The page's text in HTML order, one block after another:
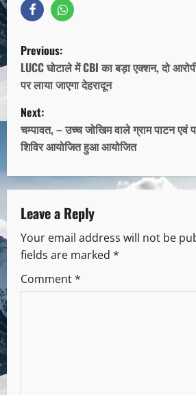
Previous:
LUCC घोटाले में CBI का बड़ा एक्शन, दो
पर लाया जाएगा देहरादून
Next:
चम्पावत, – उच्च जोखिम वाले ग्राम पाटन एवं
शिविर आयोजित हुआ आयोजित
Leave a Reply
Your email address will not be
fields are marked *
Comment*